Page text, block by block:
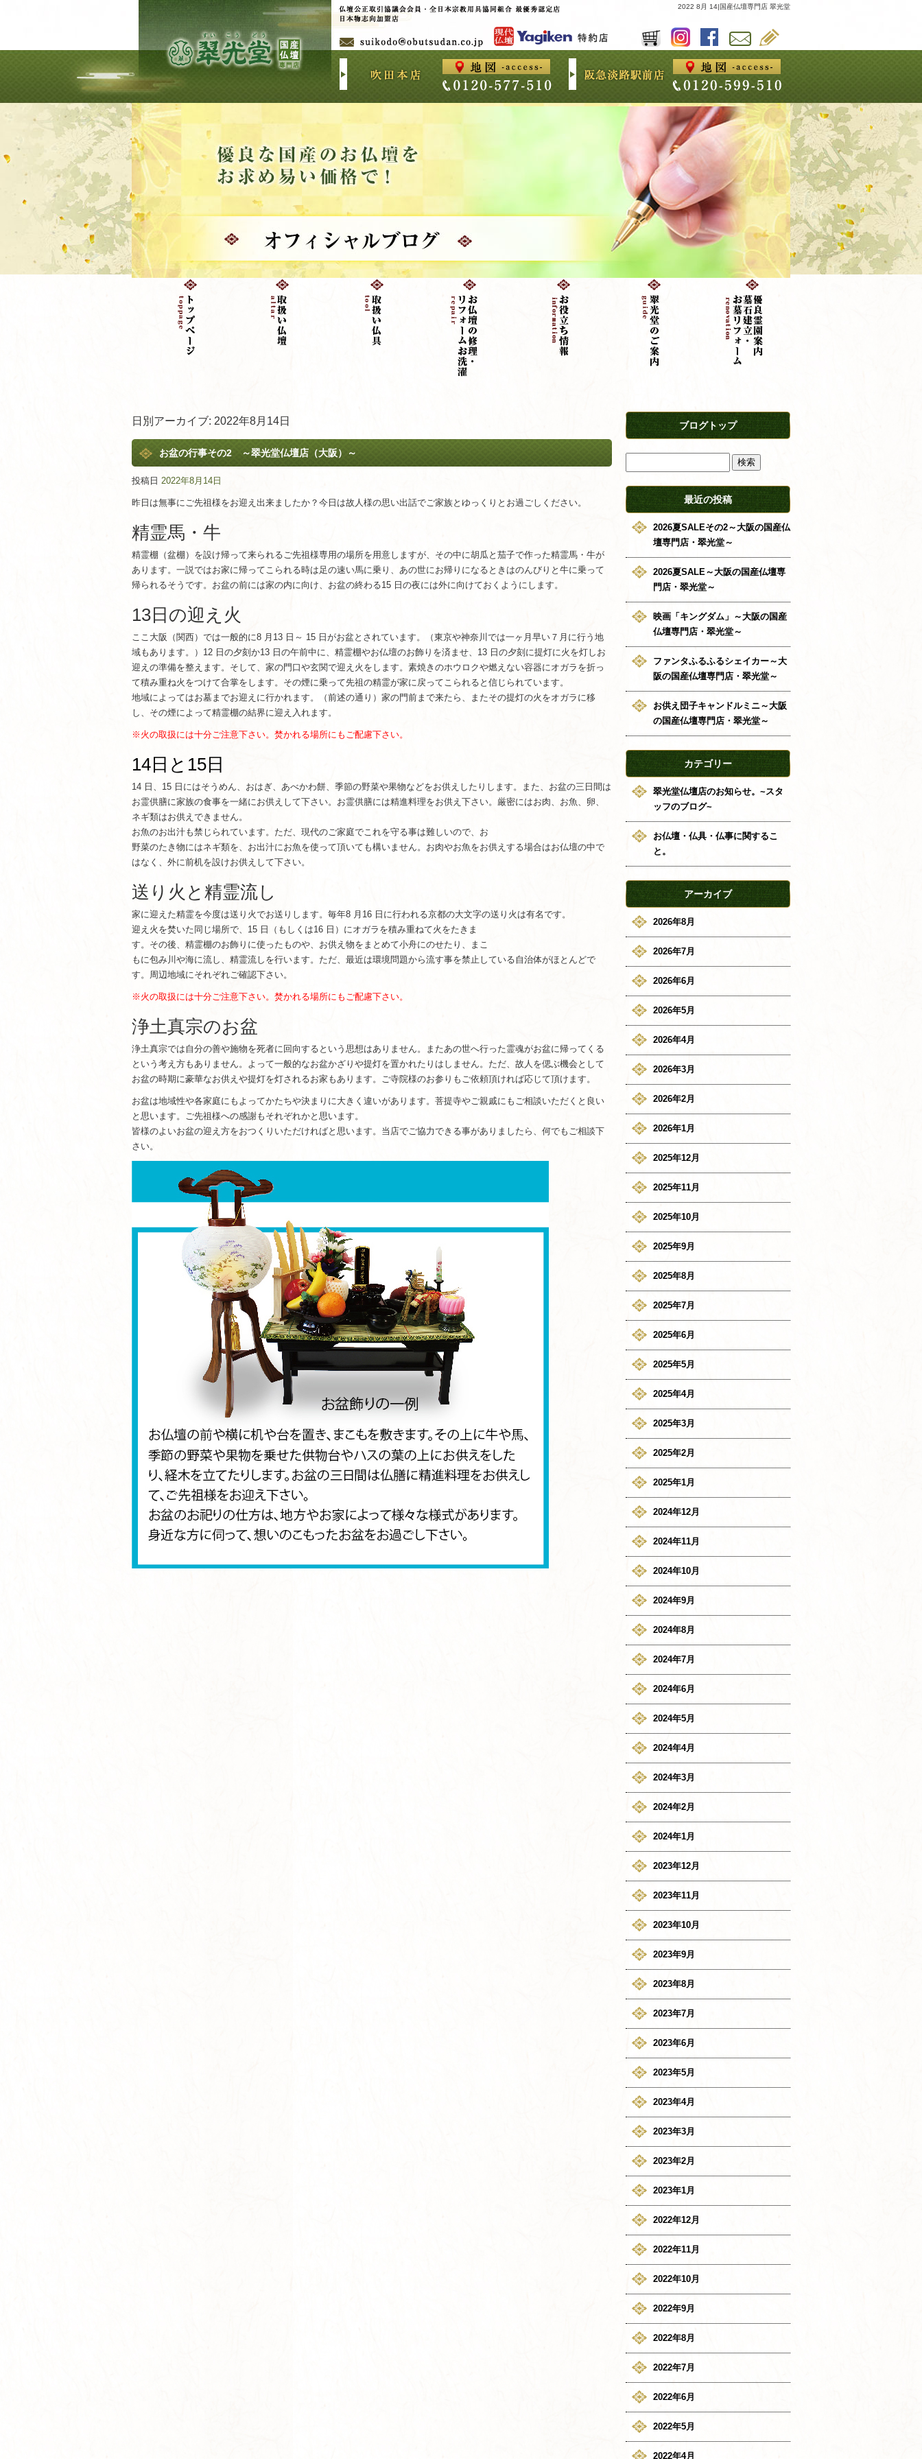
2022 8月 14|国産仏壇専門店 翠光堂
日別アーカイブ: 2022年8月14日
お盆の行事その2 ～翠光堂仏壇店（大阪）～
投稿日 2022年8月14日
昨日は無事にご先祖様をお迎え出来ましたか？今日は故人様の思い出話でご家族とゆっくりとお過ごしください。
精霊馬・牛
精霊棚（盆棚）を設け帰って来られるご先祖様専用の場所を用意しますが、その中に胡瓜と茄子で作った精霊馬・牛が
あります。一説ではお家に帰ってこられる時は足の速い馬に乗り、あの世にお帰りになるときはのんびりと牛に乗って
帰られるそうです。お盆の前には家の内に向け、お盆の終わる15 日の夜には外に向けておくようにします。
13日の迎え火
ここ大阪（関西）では一般的に8 月13 日～ 15 日がお盆とされています。（東京や神奈川では一ヶ月早い７月に行う地
域もあります。）12 日の夕刻か13 日の午前中に、精霊棚やお仏壇のお飾りを済ませ、13 日の夕刻に提灯に火を灯しお
迎えの準備を整えます。そして、家の門口や玄関で迎え火をします。素焼きのホウロクや燃えない容器にオガラを折っ
て積み重ね火をつけて合掌をします。その煙に乗って先祖の精霊が家に戻ってこられると信じられています。
地域によってはお墓までお迎えに行かれます。（前述の通り）家の門前まで来たら、またその提灯の火をオガラに移
し、その煙によって精霊棚の結界に迎え入れます。
※火の取扱には十分ご注意下さい。焚かれる場所にもご配慮下さい。
14日と15日
14 日、15 日にはそうめん、おはぎ、あべかわ餅、季節の野菜や果物などをお供えしたりします。また、お盆の三日間は
お霊供膳に家族の食事を一緒にお供えして下さい。お霊供膳には精進料理をお供え下さい。厳密にはお肉、お魚、卵、
ネギ類はお供えできません。
お魚のお出汁も禁じられています。ただ、現代のご家庭でこれを守る事は難しいので、お
野菜のたき物にはネギ類を、お出汁にお魚を使って頂いても構いません。お肉やお魚をお供えする場合はお仏壇の中で
はなく、外に前机を設けお供えして下さい。
送り火と精霊流し
家に迎えた精霊を今度は送り火でお送りします。毎年8 月16 日に行われる京都の大文字の送り火は有名です。
迎え火を焚いた同じ場所で、15 日（もしくは16 日）にオガラを積み重ねて火をたきま
す。その後、精霊棚のお飾りに使ったものや、お供え物をまとめて小舟にのせたり、まこ
もに包み川や海に流し、精霊流しを行います。ただ、最近は環境問題から流す事を禁止している自治体がほとんどで
す。周辺地域にそれぞれご確認下さい。
※火の取扱には十分ご注意下さい。焚かれる場所にもご配慮下さい。
浄土真宗のお盆
浄土真宗では自分の善や施物を死者に回向するという思想はありません。またあの世へ行った霊魂がお盆に帰ってくる
という考え方もありません。よって一般的なお盆かざりや提灯を置かれたりはしません。ただ、故人を偲ぶ機会として
お盆の時期に豪華なお供えや提灯を灯されるお家もあります。ご寺院様のお参りもご依頼頂ければ応じて頂けます。
お盆は地域性や各家庭にもよってかたちや決まりに大きく違いがあります。菩提寺やご親戚にもご相談いただくと良い
と思います。ご先祖様への感謝もそれぞれかと思います。
皆様のよいお盆の迎え方をおつくりいただければと思います。当店でご協力できる事がありましたら、何でもご相談下
さい。
ブログトップ
最近の投稿
2026夏SALEその2～大阪の国産仏
壇専門店・翠光堂～
2026夏SALE～大阪の国産仏壇専
門店・翠光堂～
映画「キングダム」～大阪の国産
仏壇専門店・翠光堂～
ファンタふるふるシェイカー～大
阪の国産仏壇専門店・翠光堂～
お供え団子キャンドルミニ～大阪
の国産仏壇専門店・翠光堂～
カテゴリー
翠光堂仏壇店のお知らせ。~スタ
ッフのブログ~
お仏壇・仏具・仏事に関するこ
と。
アーカイブ
2026年8月
2026年7月
2026年6月
2026年5月
2026年4月
2026年3月
2026年2月
2026年1月
2025年12月
2025年11月
2025年10月
2025年9月
2025年8月
2025年7月
2025年6月
2025年5月
2025年4月
2025年3月
2025年2月
2025年1月
2024年12月
2024年11月
2024年10月
2024年9月
2024年8月
2024年7月
2024年6月
2024年5月
2024年4月
2024年3月
2024年2月
2024年1月
2023年12月
2023年11月
2023年10月
2023年9月
2023年8月
2023年7月
2023年6月
2023年5月
2023年4月
2023年3月
2023年2月
2023年1月
2022年12月
2022年11月
2022年10月
2022年9月
2022年8月
2022年7月
2022年6月
2022年5月
2022年4月